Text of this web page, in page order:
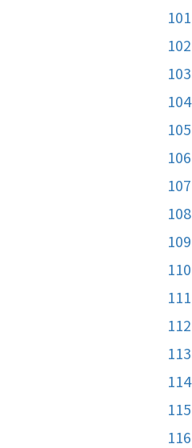
101
102
103
104
105
106
107
108
109
110
111
112
113
114
115
116